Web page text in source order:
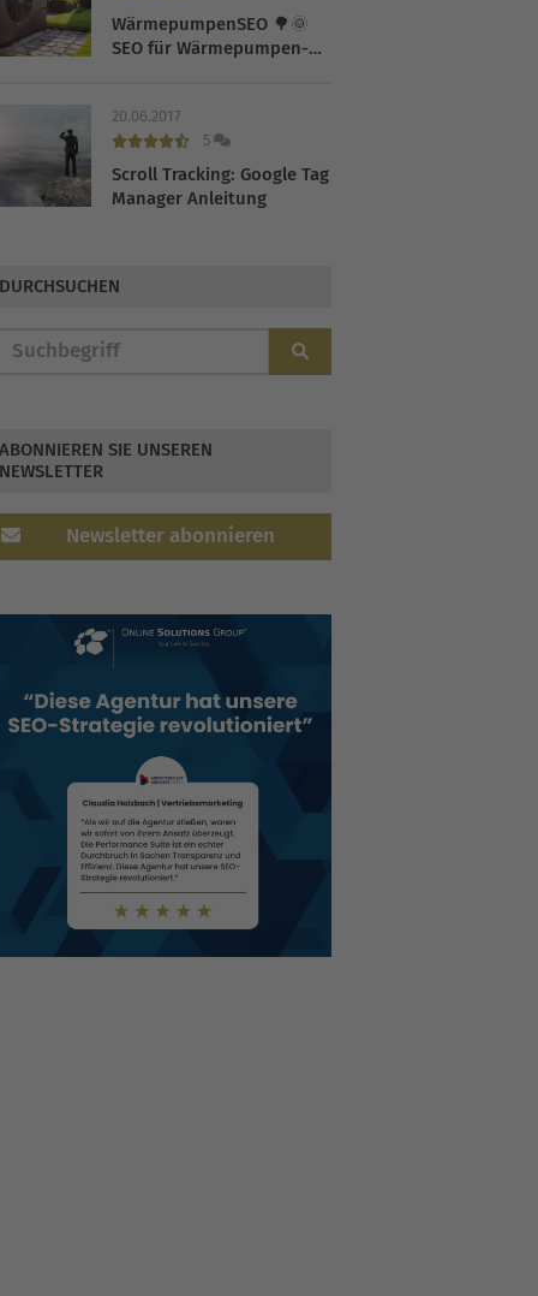
WärmepumpenSEO 🌳🌞
SEO für Wärmepumpen-
20.06.2017
5
Scroll Tracking: Google Tag
Manager Anleitung
DURCHSUCHEN
ABONNIEREN SIE UNSEREN
NEWSLETTER
Newsletter abonnieren